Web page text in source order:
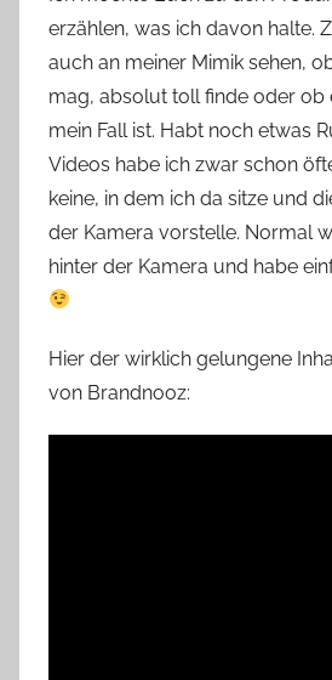
erzählen, was ich davon halte.
auch an meiner Mimik sehen,
mag, absolut toll finde oder ob
mein Fall ist. Habt noch etwas
Videos habe ich zwar schon
keine, in dem ich da sitze und
der Kamera vorstelle. Normal
hinter der Kamera und habe
Hier der wirklich gelungene
von Brandnooz: